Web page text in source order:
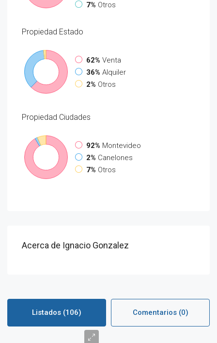
7% Otros
Propiedad Estado
62% Venta
36% Alquiler
2% Otros
Propiedad Ciudades
92% Montevideo
2% Canelones
7% Otros
Acerca de Ignacio Gonzalez
Listados (106) Comentarios (0)